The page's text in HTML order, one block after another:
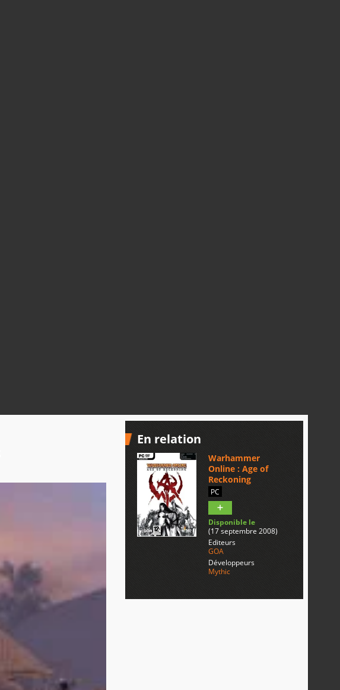
En relation
Warhammer
Online : Age of
Reckoning
PC
Disponible le
(17 septembre 2008)
Editeurs
GOA
Développeurs
Mythic